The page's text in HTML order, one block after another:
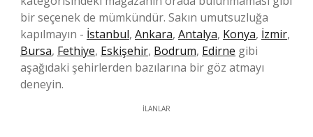
bir seçenek de mümkündür. Sakın umutsuzluğa
kapılmayın - İstanbul, Ankara, Antalya, Konya, İzmir,
Bursa, Fethiye, Eskişehir, Bodrum, Edirne gibi
aşağıdaki şehirlerden bazılarına bir göz atmayı
deneyin.
İLANLAR